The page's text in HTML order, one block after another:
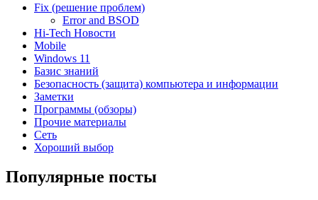
Fix (решение проблем)
Error and BSOD
Hi-Tech Новости
Mobile
Windows 11
Базис знаний
Безопасность (защита) компьютера и информации
Заметки
Программы (обзоры)
Прочие материалы
Сеть
Хороший выбор
Популярные посты